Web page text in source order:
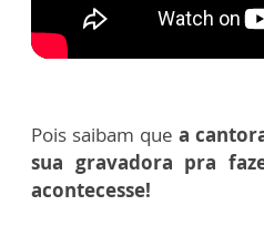
Pois saibam que a
sua gravadora pra
acontecesse!